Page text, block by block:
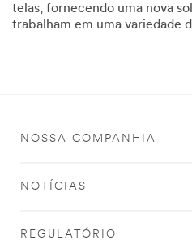
telas, fornecendo uma nova
trabalham em uma variedade
NOSSA COMPANHIA
NOTÍCIAS
REGULATÓRIO